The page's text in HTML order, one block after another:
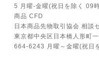
5 月曜-金曜(祝日を除く 09
商品 CFD
日本商品先物取引協会 相談
東京都中央区日本橋人形町
664-6243 月曜～金曜(祝日